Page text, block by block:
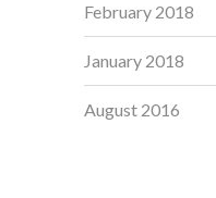
February 2018
January 2018
August 2016